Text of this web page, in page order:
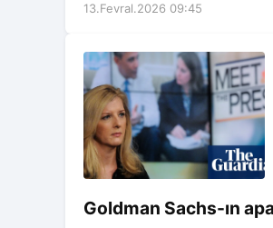
13.Fevral.2026 09:45
Goldman Sachs-ın